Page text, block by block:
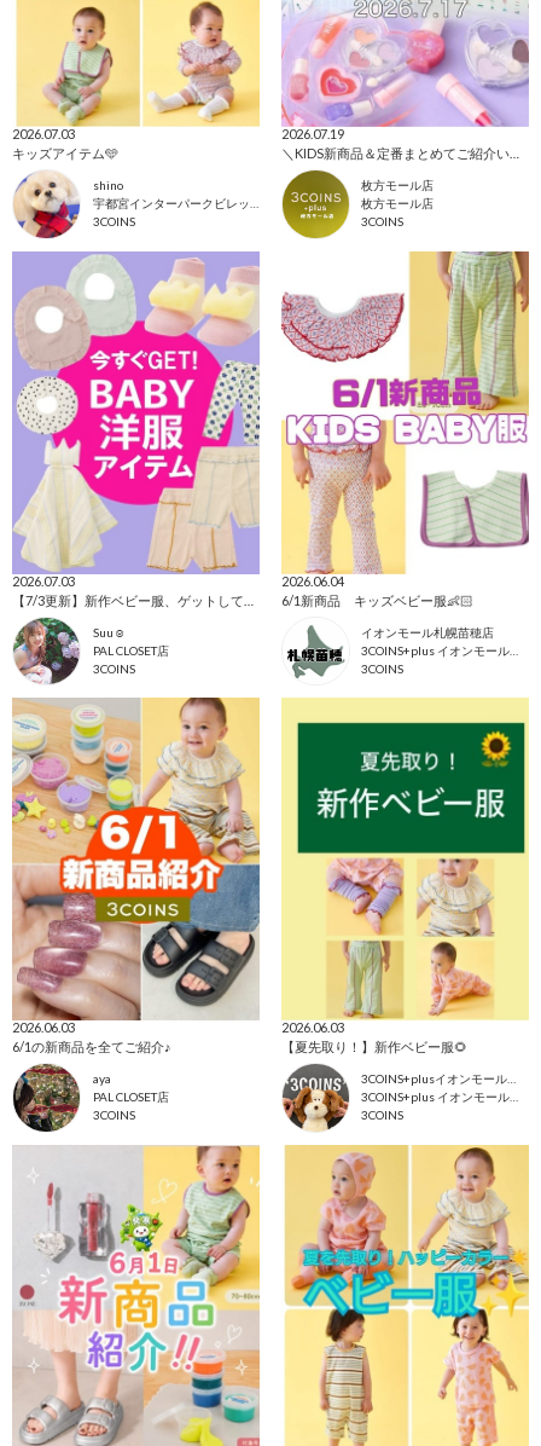
2026.07.03
キッズアイテム🩵
shino
宇都宮インターパークビレッジ店
3COINS
2026.07.19
＼KIDS新商品＆定番まとめてご紹介いたします！／
枚方モール店
枚方モール店
3COINS
2026.07.03
Suu☺︎
PAL CLOSET店
3COINS
2026.06.04
6/1新商品 キッズベビー服👶🏻
イオンモール札幌苗穂店
3COINS
2026.06.03
6/1の新商品を全てご紹介♪
aya
PAL CLOSET店
3COINS
2026.06.03
【夏先取り！】新作ベビー服🌻
3COINS